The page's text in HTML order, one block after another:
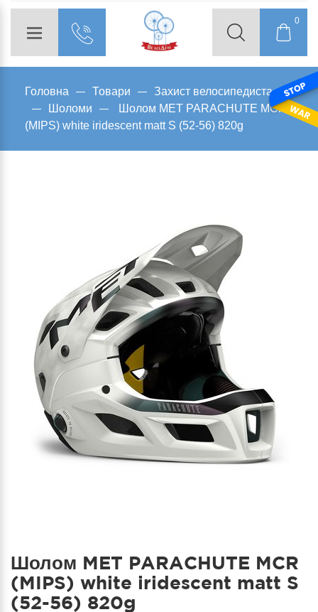
0
Головна Товари
Захист велосипедиста
Шоломи
Шолом MET PARACHUTE MCR
(MIPS) white iridescent matt S (52-56) 820g
Шолом MET PARACHUTE MCR
(MIPS) white iridescent matt S
(52-56) 820g